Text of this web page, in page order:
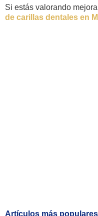
Si estás valorando
de carillas dentales en
Artículos más populares